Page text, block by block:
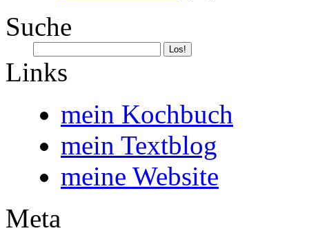
Suche
Links
mein Kochbuch
mein Textblog
meine Website
Meta